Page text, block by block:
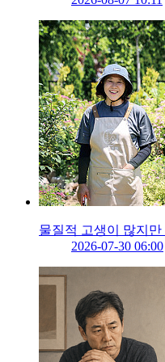
물질적 고생이 많지
2026-07-30 06:00